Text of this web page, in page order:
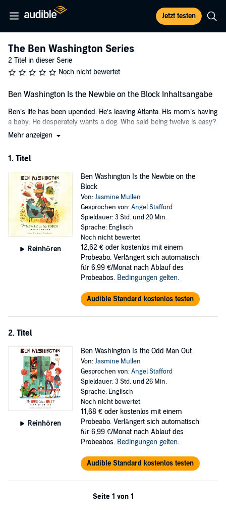
Jetzt testen
The Ben Washington Series
2 Titel in dieser Serie
Noch nicht bewertet
Ben Washington Is the Newbie on the Block Inhaltsangabe
Ben’s life has been upended. He’s leaving Atlanta. His mom’s having
a baby. He desperately wants a dog. Who said being twelve is easy?
Meet Ben Washington. He’s about to leave the place he loves for a
bumpy. And starting school in a pocket-sized town where no one
Is there a friend for Ben in Radnor Falls? What is he going to do
about the trio of bullies who seem far too old to still be in middle
school? And what about the mystery of “Spooky Fred,” the town
outsider? What has Fred done, and what will Ben do when he finds
out? Will Ben come to love the slime green house with creaky floors
and attic bedroom? Listen to this story of friendship, faith, and
finding God in the hard spaces of life to find out.
©2024 Jasmine Mullen (P)2024 Jasmine Mullen
Mehr anzeigen
1. Titel
Reinhören
Ben Washington Is the Newbie on the
Block
Von:Jasmine Mullen
Gesprochen von:Angel Stafford
Spieldauer: 3 Std. und 20 Min.
Sprache: Englisch
Noch nicht bewertet
12,62 € oder kostenlos mit einem
Probeabo. Verlängert sich automatisch
für 6,99 €/Monat nach Ablauf des
Probeabos. Bedingungen gelten.
Audible Standard kostenlos testen
2. Titel
Reinhören
Ben Washington Is the Odd Man Out
Von:Jasmine Mullen
Gesprochen von:Angel Stafford
Spieldauer: 3 Std. und 26 Min.
Sprache: Englisch
Noch nicht bewertet
11,68 € oder kostenlos mit einem
Probeabo. Verlängert sich automatisch
für 6,99 €/Monat nach Ablauf des
Probeabos. Bedingungen gelten.
Audible Standard kostenlos testen
Seite 1 von 1